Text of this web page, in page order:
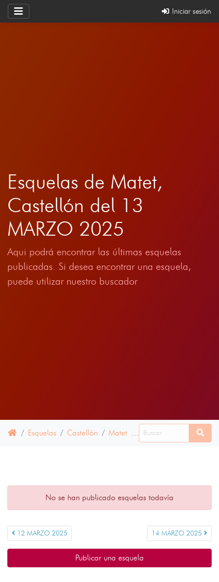
Iniciar sesión
Esquelas de Matet,
Castellón del 13
MARZO 2025
Aqui podrá encontrar las últimas esquelas
publicadas. Si desea encontrar una esquela,
puede utilizar nuestro buscador
Esquelas Castellón Matet 13 MARZO 2025
No se han publicado esquelas todavía
12 MARZO 2025 14 MARZO 2025
Publicar una esquela